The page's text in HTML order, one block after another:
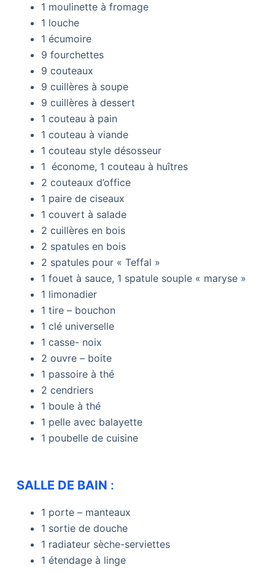
1 moulinette à fromage
1 louche
1 écumoire
9 fourchettes
9 couteaux
9 cuillères à soupe
9 cuillères à dessert
1 couteau à pain
1 couteau à viande
1 couteau style désosseur
1 économe, 1 couteau à huîtres
2 couteaux d’office
1 paire de ciseaux
1 couvert à salade
2 cuillères en bois
2 spatules en bois
2 spatules pour « Teffal »
1 fouet à sauce, 1 spatule souple « maryse »
1 limonadier
1 tire – bouchon
1 clé universelle
1 casse- noix
2 ouvre – boite
1 passoire à thé
2 cendriers
1 boule à thé
1 pelle avec balayette
1 poubelle de cuisine
SALLE DE BAIN :
1 porte – manteaux
1 sortie de douche
1 radiateur sèche-serviettes
1 étendage à linge